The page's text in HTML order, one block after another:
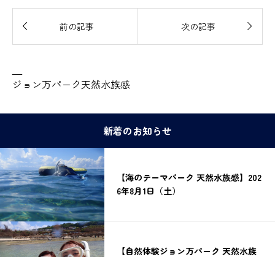
 前の記事 次の記事 
—
ジョン万パーク天然水族感
新着のお知らせ
【海のテーマパーク 天然水族感】202
6年8月1日（土）
【自然体験ジョン万パーク 天然水族